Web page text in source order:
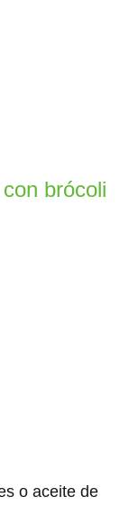
brócoli
o aceite de